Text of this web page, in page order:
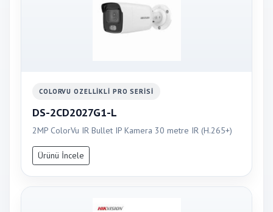
COLORVU OZELLIKLI PRO SERISI
DS-2CD2027G1-L
2MP ColorVu IR Bullet IP Kamera 30 metre IR (H.265+)
Ürünü İncele